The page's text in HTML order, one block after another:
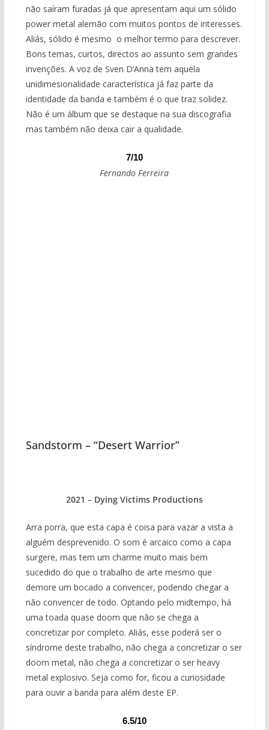
não saíram furadas já que apresentam aqui um sólido
power metal alemão com muitos pontos de interesses.
Aliás, sólido é mesmo o melhor termo para descrever.
Bons temas, curtos, directos ao assunto sem grandes
invenções. A voz de Sven D’Anna tem aquela
unidimesionalidade característica já faz parte da
identidade da banda e também é o que traz solidez.
Não é um álbum que se destaque na sua discografia
mas também não deixa cair a qualidade.
7/10
Fernando Ferreira
Sandstorm – “Desert Warrior”
2021 – Dying Victims Productions
Arra porra, que esta capa é coisa para vazar a vista a
alguém desprevenido. O som é arcaico como a capa
surgere, mas tem um charme muito mais bem
sucedido do que o trabalho de arte mesmo que
demore um bocado a convencer, podendo chegar a
não convencer de todo. Optando pelo midtempo, há
uma toada quase doom que não se chega a
concretizar por completo. Aliás, esse poderá ser o
síndrome deste trabalho, não chega a concretizar o ser
doom metal, não chega a concretizar o ser heavy
metal explosivo. Seja como for, ficou a curiosidade
para ouvir a banda para além deste EP.
6.5/10